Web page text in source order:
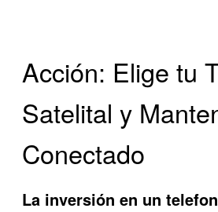
Acción: Elige tu
Satelital y
Conectado
La inversión en un